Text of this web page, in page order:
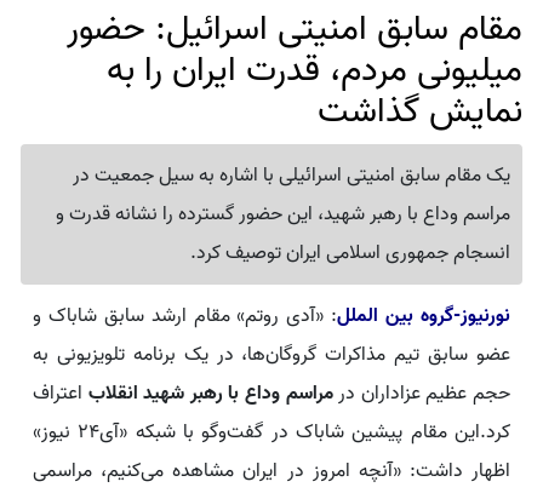
مقام سابق امنیتی اسرائیل: حضور
میلیونی مردم، قدرت ایران را به
نمایش گذاشت
یک مقام سابق امنیتی اسرائیلی با اشاره به سیل جمعیت در
مراسم وداع با رهبر شهید، این حضور گسترده را نشانه قدرت و
انسجام جمهوری اسلامی ایران توصیف کرد.
نورنیوز-گروه بین الملل: «آدی روتم» مقام ارشد سابق شاباک و
عضو سابق تیم مذاکرات گروگان‌ها، در یک برنامه تلویزیونی به
حجم عظیم عزاداران درمراسم وداع با رهبر شهید انقلاب اعتراف
کرد.این مقام پیشین شاباک در گفت‌وگو با شبکه «آی۲۴ نیوز»
اظهار داشت: «آنچه امروز در ایران مشاهده می‌کنیم، مراسمی